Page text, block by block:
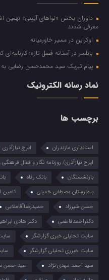
داوران بخش «نواهای آیینی»
معرفی شدند
اوکراین در مسیر خاورمیانه
بابلسر در آستانه فصل تازه؛
پیام تبریک سید محمدحسن رضایی به
نماد رسانه الکترونیک
برچسب ها
استانداری مازندران ایرج نیازآذری
ایرج نیازآذری/ روزنامه نگار و فعال
بازنشستگان
بانک رفاه
بیمارستان مصطفی خمینی
تامین
حسن شیرزاد
حمیدرضاآقاملایی
دکتراحمدفاطمی
دکتر هادی
سایت تحلیلی خبری گزارشگر
سایت خبرری تحلیلی گزارشگر
سید احمد مهدی نژاد
سید حسن